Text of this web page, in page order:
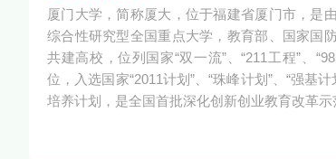
厦门大学，简称厦大，位于福建省厦门市，是
综合性研究型全国重点大学，教育部、国家国
共建高校，位列国家“双一流”、“211工程”、
位，入选国家“2011计划”、“珠峰计划”、“强基
培养计划，是全国首批深化创新创业教育改革示